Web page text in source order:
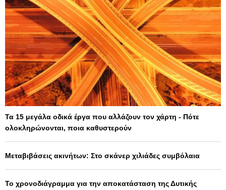
Τα 15 μεγάλα οδικά έργα που αλλάζουν τον χάρτη - Πότε
ολοκληρώνονται, ποια καθυστερούν
Μεταβιβάσεις ακινήτων: Στο σκάνερ χιλιάδες συμβόλαια
Το χρονοδιάγραμμα για την αποκατάσταση της Δυτικής